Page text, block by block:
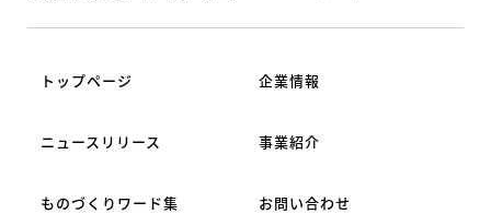
トップページ
ニュースリリース
ものづくりワード集
企業情報
事業紹介
お問い合わせ